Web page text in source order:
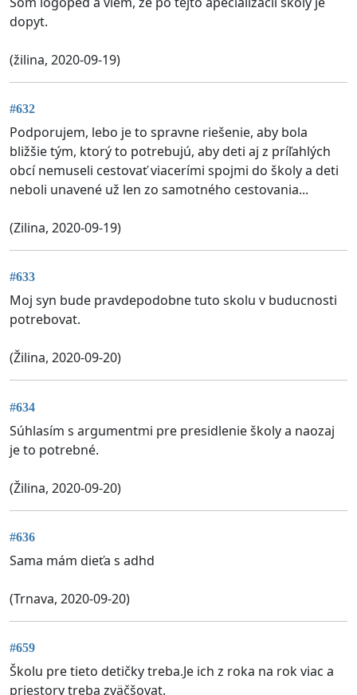
dopyt.
(žilina, 2020-09-19)
#632
Podporujem, lebo je to spravne riešenie, aby bola
bližšie tým, ktorý to potrebujú, aby deti aj z príľahlých
obcí nemuseli cestovať viacerími spojmi do školy a deti
neboli unavené už len zo samotného cestovania...
(Zilina, 2020-09-19)
#633
Moj syn bude pravdepodobne tuto skolu v buducnosti
potrebovat.
(Žilina, 2020-09-20)
#634
Súhlasím s argumentmi pre presidlenie školy a naozaj
je to potrebné.
(Žilina, 2020-09-20)
#636
Sama mám dieťa s adhd
(Trnava, 2020-09-20)
#659
Školu pre tieto detičky treba.Je ich z roka na rok viac a
priestory treba zväčšovat.